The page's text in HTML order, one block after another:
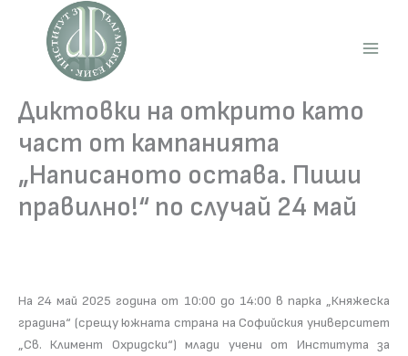
content
Диктовки на открито като
част от кампанията
„Написаното остава. Пиши
правилно!“ по случай 24 май
На 24 май 2025 година от 10:00 до 14:00 в парка „Княжеска
градина“ (срещу южната страна на Софийския университет
„Св. Климент Охридски“) млади учени от Института за